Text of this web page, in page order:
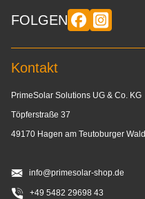
FOLGEN
Kontakt
PrimeSolar Solutions UG & Co. KG
Töpferstraße 37
49170 Hagen am Teutoburger Wald
info@primesolar-shop.de
+49 5482 29698 43